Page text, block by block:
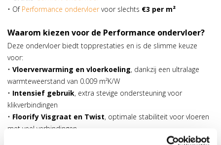
• Of Performance ondervloer voor slechts €3 per m²
Waarom kiezen voor de Performance ondervloer?
Deze ondervloer biedt topprestaties en is de slimme keuze
voor:
• Vloerverwarming en vloerkoeling, dankzij een ultralage
warmteweerstand van 0.009 m²K/W
• Intensief gebruik, extra stevige ondersteuning voor
klikverbindingen
• Floorify Visgraat en Twist, optimale stabiliteit voor vloeren
met veel verbindingen